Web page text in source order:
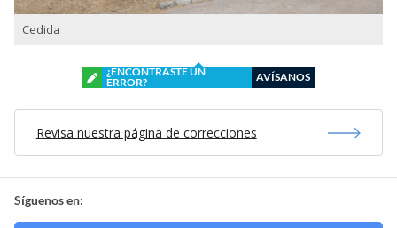
Cedida
¿ENCONTRASTE UN
ERROR?
AVÍSANOS
Revisa nuestra página de correcciones
Síguenos en: